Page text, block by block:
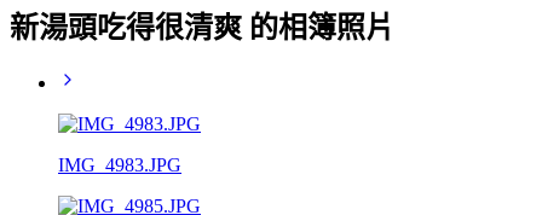
新湯頭吃得很清爽 的相簿照片
IMG_4983.JPG